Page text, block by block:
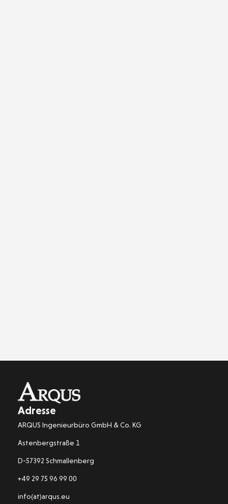
Adresse
ARQUS Ingenieurbüro GmbH & Co. KG
Astenbergstraße 1
D-57392 Schmallenberg
+49 29 75 96 99 00
info(at)arqus.eu